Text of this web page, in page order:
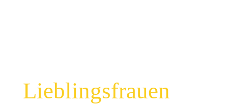
Lieblingsfrauen